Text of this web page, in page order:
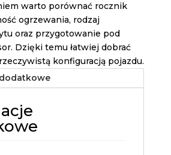
warto porównać rocznik
ogrzewania, rodzaj
oraz przygotowanie pod
Dzięki temu łatwiej dobrać
konfiguracją pojazdu.